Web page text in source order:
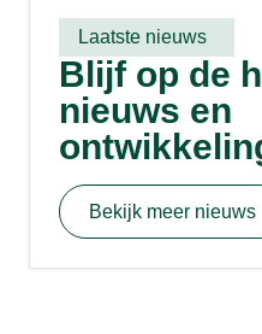
Laatste nieuws
Blijf op de
nieuws en
Bekijk meer nieuws